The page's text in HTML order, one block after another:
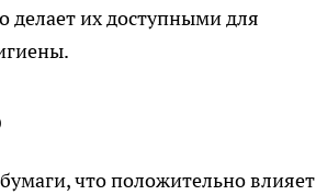
делает их доступными для
что положительно влияет